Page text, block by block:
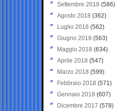
Settembre 2018 (586)
Agosto 2018 (362)
Luglio 2018 (562)
Giugno 2018 (563)
Maggio 2018 (634)
Aprile 2018 (547)
Marzo 2018 (599)
Febbraio 2018 (571)
Gennaio 2018 (607)
Dicembre 2017 (578)